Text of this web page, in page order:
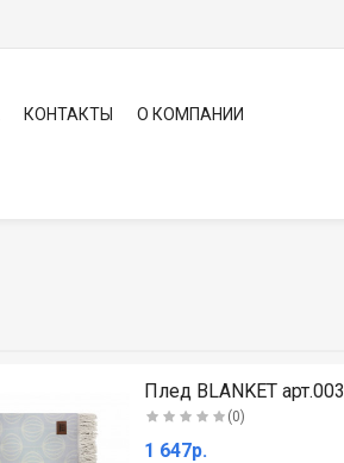
КОНТАКТЫ О КОМПАНИИ
Плед BLANKET арт.003
(0)
1 647р.